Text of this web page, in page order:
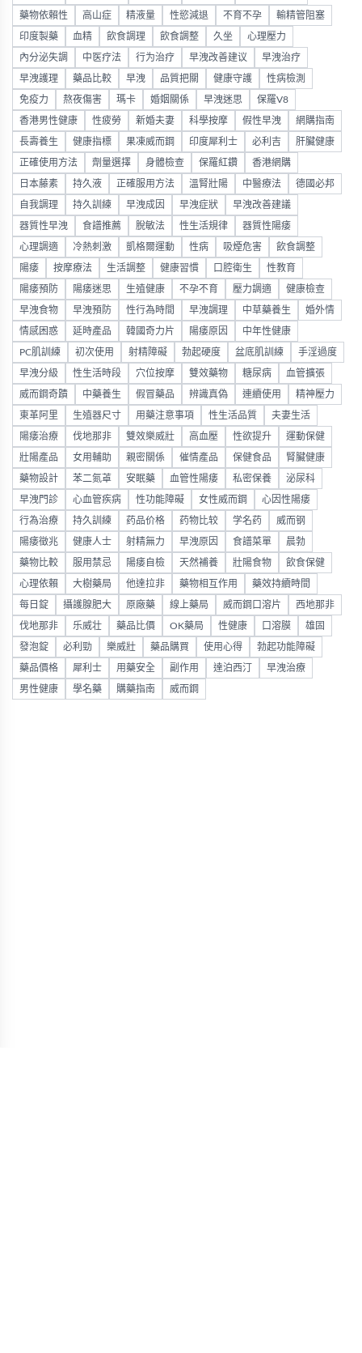
藥物依賴性 高山症 精液量 性慾減退 不育不孕 輸精管阻塞
印度製藥 血精 飲食調理 飲食調整 久坐 心理壓力
內分泌失調 中医疗法 行为治疗 早洩改善建议 早洩治疗
早洩護理 藥品比較 早洩 品質把關 健康守護 性病檢測
免疫力 熬夜傷害 瑪卡 婚姻關係 早洩迷思 保羅V8
香港男性健康 性疲勞 新婚夫妻 科學按摩 假性早洩 網購指南
長壽養生 健康指標 果凍威而鋼 印度犀利士 必利吉 肝臟健康
正確使用方法 劑量選擇 身體檢查 保羅紅鑽 香港網購
日本藤素 持久液 正確服用方法 溫腎壯陽 中醫療法 德國必邦
自我調理 持久訓練 早洩成因 早洩症狀 早洩改善建議
器質性早洩 食譜推薦 脫敏法 性生活規律 器質性陽痿
心理調適 冷熱刺激 凱格爾運動 性病 吸煙危害 飲食調整
陽痿 按摩療法 生活調整 健康習慣 口腔衛生 性教育
陽痿預防 陽痿迷思 生殖健康 不孕不育 壓力調適 健康檢查
早洩食物 早洩預防 性行為時間 早洩調理 中草藥養生 婚外情
情感困惑 延時產品 韓國奇力片 陽痿原因 中年性健康
PC肌訓練 初次使用 射精障礙 勃起硬度 盆底肌訓練 手淫過度
早洩分級 性生活時段 穴位按摩 雙效藥物 糖尿病 血管擴張
威而鋼奇蹟 中藥養生 假冒藥品 辨識真偽 連續使用 精神壓力
東革阿里 生殖器尺寸 用藥注意事項 性生活品質 夫妻生活
陽痿治療 伐地那非 雙效樂威壯 高血壓 性欲提升 運動保健
壯陽產品 女用輔助 親密關係 催情產品 保健食品 腎臟健康
藥物設計 苯二氮䓬 安眠藥 血管性陽痿 私密保養 泌尿科
早洩門診 心血管疾病 性功能障礙 女性威而鋼 心因性陽痿
行為治療 持久訓練 药品价格 药物比较 学名药 威而钢
陽痿徵兆 健康人士 射精無力 早洩原因 食譜菜單 晨勃
藥物比較 服用禁忌 陽痿自檢 天然補養 壯陽食物 飲食保健
心理依賴 大樹藥局 他達拉非 藥物相互作用 藥效持續時間
每日錠 攝護腺肥大 原廠藥 線上藥局 威而鋼口溶片 西地那非
伐地那非 乐威壮 藥品比價 OK藥局 性健康 口溶膜 雄固
發泡錠 必利勁 樂威壯 藥品購買 使用心得 勃起功能障礙
藥品價格 犀利士 用藥安全 副作用 達泊西汀 早洩治療
男性健康 學名藥 購藥指南 威而鋼